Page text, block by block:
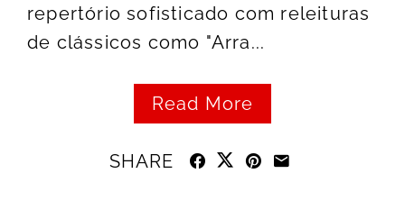
repertório sofisticado com releituras
de clássicos como "Arra...
Read More
SHARE